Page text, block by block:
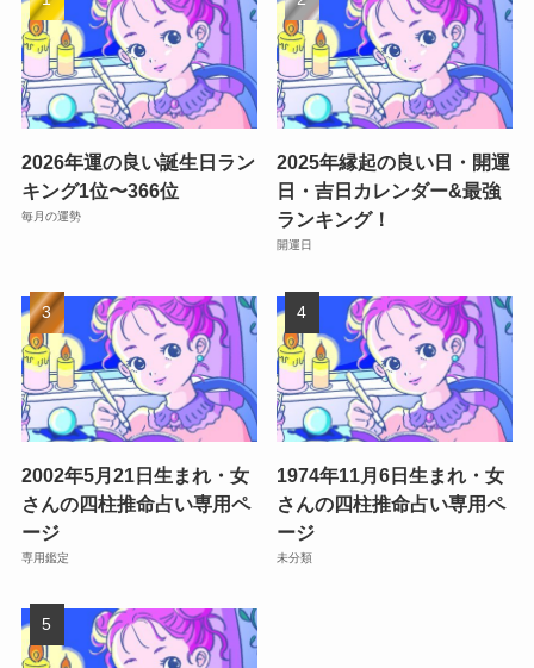
2026年運の良い誕生日ラン
キング1位〜366位
毎月の運勢
2025年縁起の良い日・開運
日・吉日カレンダー&最強
ランキング！
開運日
2002年5月21日生まれ・女
さんの四柱推命占い専用ペ
ージ
専用鑑定
1974年11月6日生まれ・女
さんの四柱推命占い専用ペ
ージ
未分類